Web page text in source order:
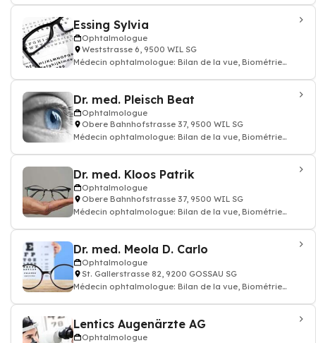
Essing Sylvia
Ophtalmologue
Weststrasse 6, 9500 WIL SG
Médecin ophtalmologue: Bilan de la vue, Biométrie
Dr. med. Pleisch Beat
Ophtalmologue
Obere Bahnhofstrasse 37, 9500 WIL SG
Médecin ophtalmologue: Bilan de la vue, Biométrie
Dr. med. Kloos Patrik
Ophtalmologue
Obere Bahnhofstrasse 37, 9500 WIL SG
Médecin ophtalmologue: Bilan de la vue, Biométrie
Dr. med. Meola D. Carlo
Ophtalmologue
St. Gallerstrasse 82, 9200 GOSSAU SG
Médecin ophtalmologue: Bilan de la vue, Biométrie
Lentics Augenärzte AG
Ophtalmologue